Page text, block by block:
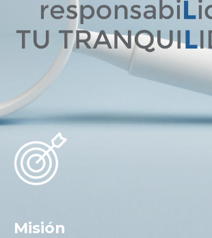
Misión